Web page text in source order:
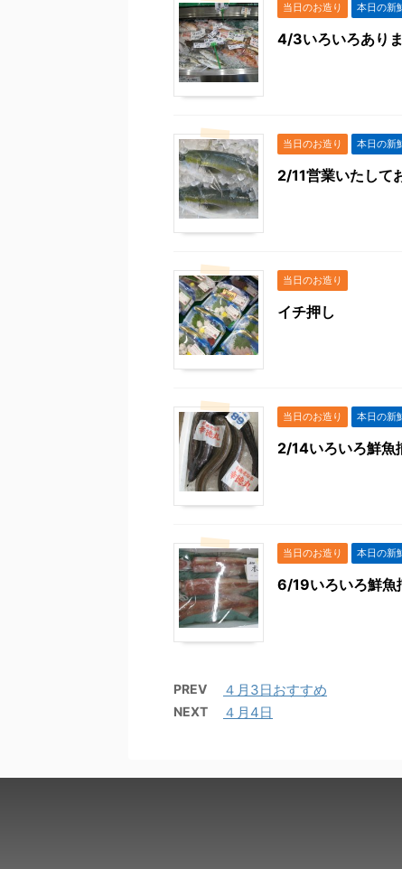
当日のお造り 本日の新
4/3いろいろありま
当日のお造り 本日の新
2/11営業いたして
当日のお造り
イチ押し
当日のお造り 本日の新
2/14いろいろ鮮魚
当日のお造り 本日の新
6/19いろいろ鮮魚
PREV ４月3日おすすめ
NEXT ４月4日